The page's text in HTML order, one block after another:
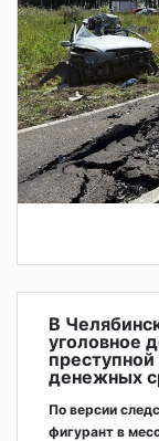
В
уголовное
денежных
По версии
фигурант в